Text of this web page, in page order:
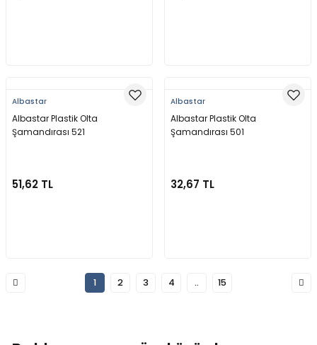
Albastar
Albastar Plastik Olta
Şamandırası 521
51,62 TL
Albastar
Albastar Plastik Olta
Şamandırası 501
32,67 TL
1 2 3 4 .. 15